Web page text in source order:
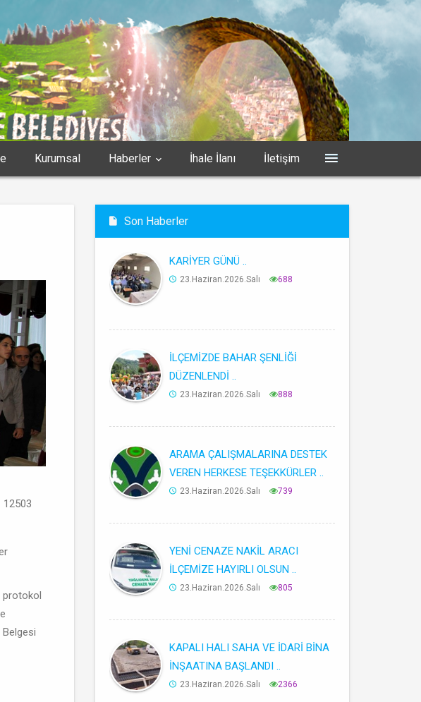
Kurumsal Haberler İhale İlanı İletişim
12503
protokol
Son Haberler
KARİYER GÜNÜ ..
23.Haziran.2026.Salı 688
İLÇEMİZDE BAHAR ŞENLİĞİ
DÜZENLENDİ ..
23.Haziran.2026.Salı 888
ARAMA ÇALIŞMALARINA DESTEK
VEREN HERKESE TEŞEKKÜRLER ..
23.Haziran.2026.Salı 739
YENİ CENAZE NAKİL ARACI
İLÇEMİZE HAYIRLI OLSUN ..
23.Haziran.2026.Salı 805
KAPALI HALI SAHA VE İDARİ BİNA
İNŞAATINA BAŞLANDI ..
23.Haziran.2026.Salı 2366